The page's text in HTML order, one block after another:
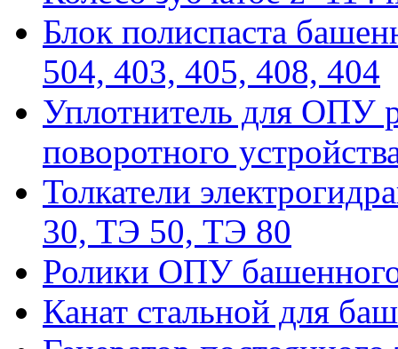
Блок полиспаста
504, 403, 405, 408, 404
Уплотнитель для ОПУ
поворотного
Толкатели
30, ТЭ 50, ТЭ 80
Ролики ОПУ
Канат стальной для